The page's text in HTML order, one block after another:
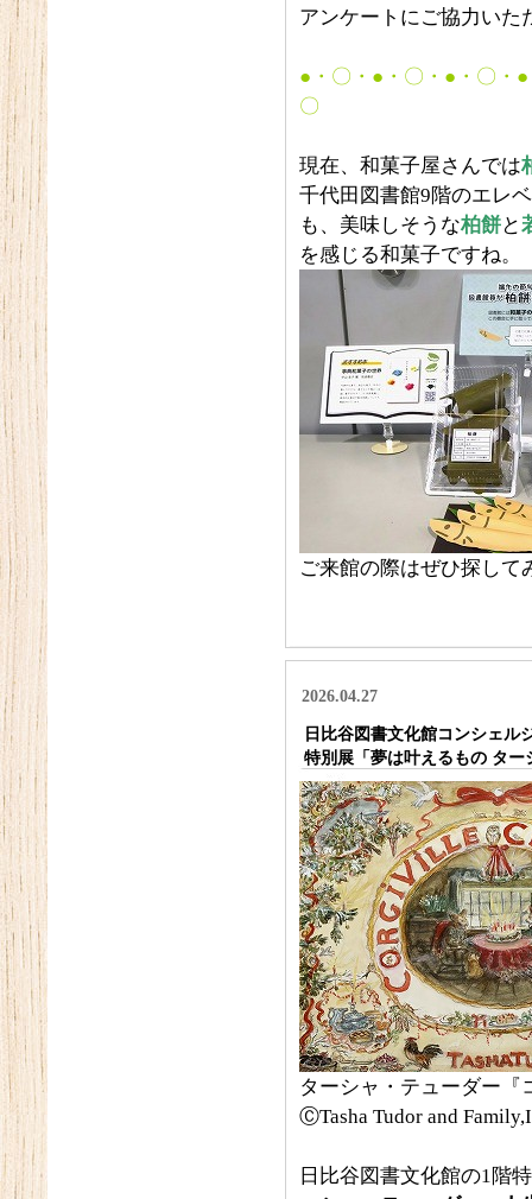
アンケートにご協力いた
●・〇・●・〇・●・〇・
〇
現在、和菓子屋さんでは
千代田図書館9階のエレ
も、美味しそうな柏餅と
を感じる和菓子ですね。
ご来館の際はぜひ探して
2026.04.27
日比谷図書文化館コンシェル
特別展「夢は叶えるもの タ
ターシャ・テューダー『
ⒸTasha Tudor and
日比谷図書文化館の1階